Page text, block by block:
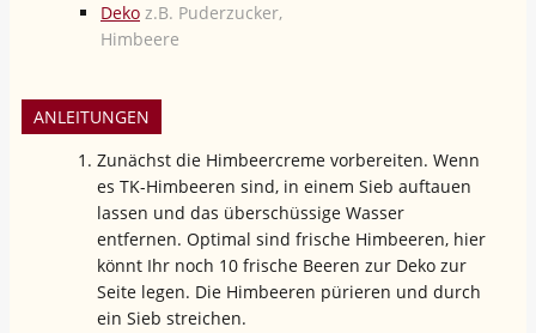
Deko z.B. Puderzucker,
Himbeere
ANLEITUNGEN
Zunächst die Himbeercreme vorbereiten. Wenn
es TK-Himbeeren sind, in einem Sieb auftauen
lassen und das überschüssige Wasser
entfernen. Optimal sind frische Himbeeren, hier
könnt Ihr noch 10 frische Beeren zur Deko zur
Seite legen. Die Himbeeren pürieren und durch
ein Sieb streichen.